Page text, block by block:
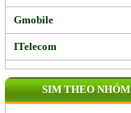
Gmobile
ITelecom
SIM THEO NHÓM